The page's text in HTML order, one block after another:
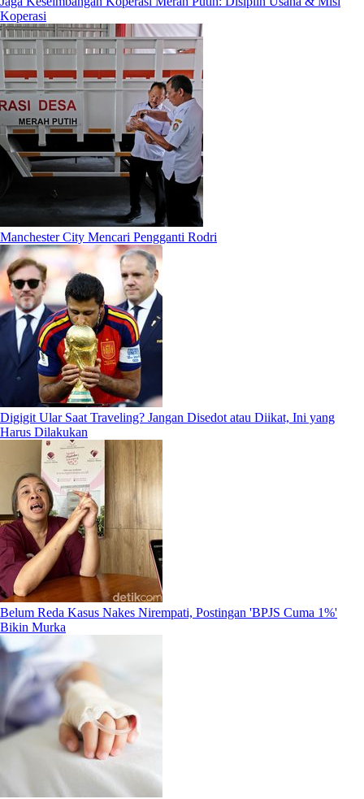
Koperasi
Manchester City Mencari Pengganti Rodri
Digigit Ular Saat Traveling? Jangan Disedot atau Diikat, Ini yang
Harus Dilakukan
Belum Reda Kasus Nakes Nirempati, Postingan 'BPJS Cuma 1%'
Bikin Murka